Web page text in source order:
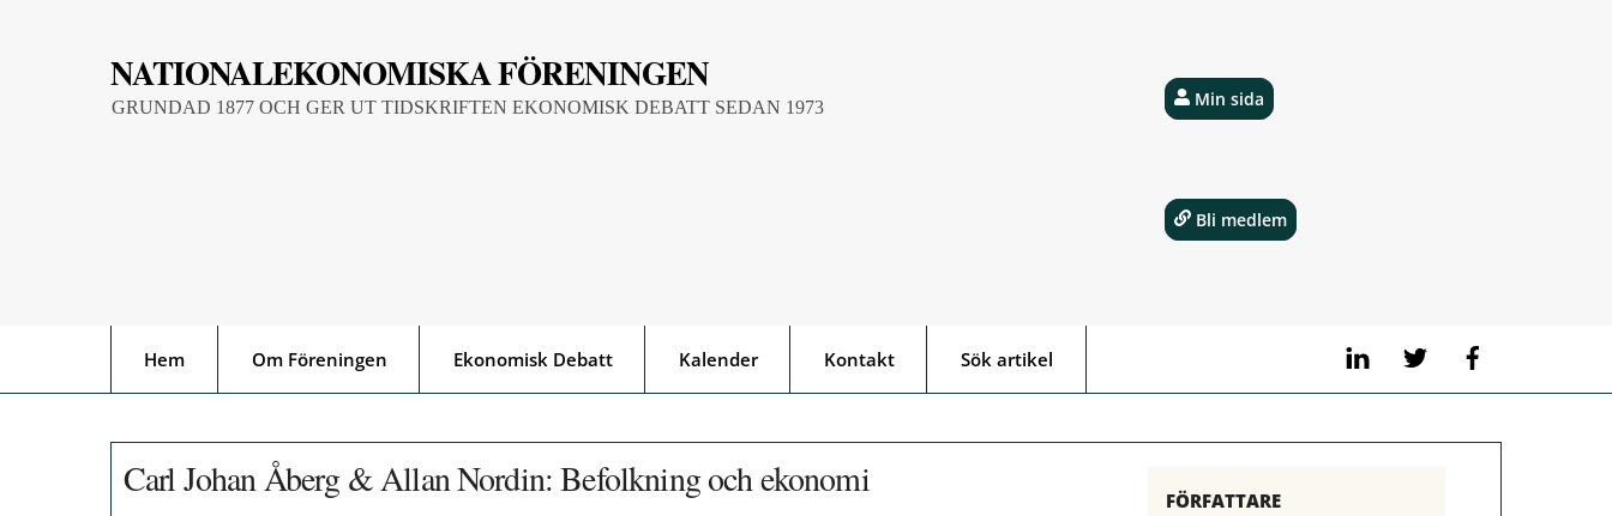
NATIONALEKONOMISKA FÖRENINGEN
GRUNDAD 1877 OCH GER UT TIDSKRIFTEN EKONOMISK DEBATT SEDAN 1973
LinkedIn Twitter
Hem Om Föreningen Ekonomisk Debatt Kalender Kontakt Sök artikel
Min sida
Bli medlem
Carl Johan Åberg & Allan Nordin: Befolkning och ekonomi FÖRFATTARE